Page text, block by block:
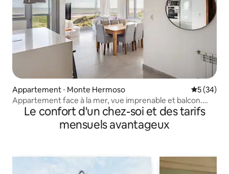
Appartement ⋅ Monte Hermoso
5 (34)
Appartement face à la mer, vue imprenable et balcon.
Premium
Le confort d'un chez-soi et des tarifs
mensuels avantageux